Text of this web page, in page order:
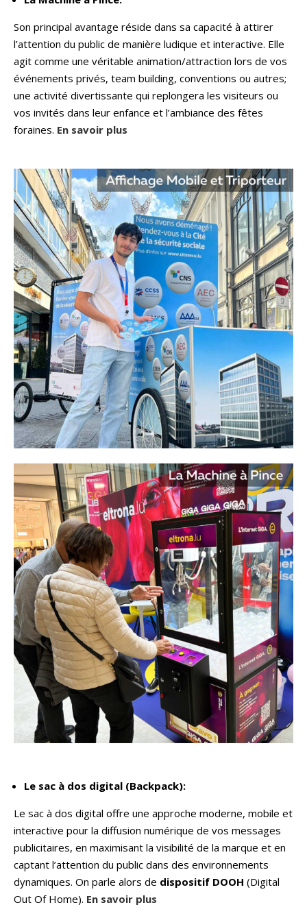
Son principal avantage réside dans sa capacité à attirer
l’attention du public de manière ludique et interactive. Elle
agit comme une véritable animation/attraction lors de vos
événements privés, team building, conventions ou autres;
une activité divertissante qui replongera les visiteurs ou
vos invités dans leur enfance et l’ambiance des fêtes
foraines. En savoir plus
Le sac à dos digital (Backpack):
Le sac à dos digital offre une approche moderne, mobile et
interactive pour la diffusion numérique de vos messages
publicitaires, en maximisant la visibilité de la marque et en
captant l’attention du public dans des environnements
dynamiques. On parle alors de dispositif DOOH (Digital
Out Of Home). En savoir plus